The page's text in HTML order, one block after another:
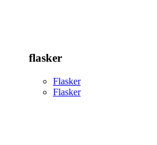
flasker
Flasker
Flasker